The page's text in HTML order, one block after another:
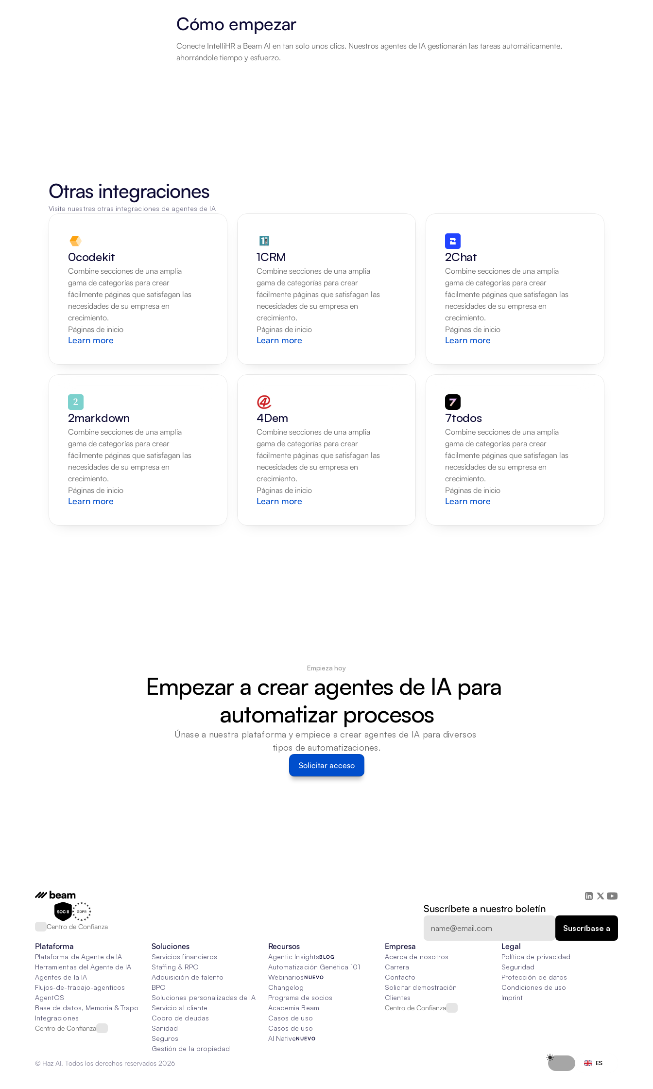
Cómo empezar
Conecte IntelliHR a Beam AI en tan solo unos clics. Nuestros agentes de IA gestionarán las tareas automáticamente,
ahorrándole tiempo y esfuerzo.
Otras integraciones
Visita nuestras otras integraciones de agentes de IA
0codekit
Combine secciones de una amplia
gama de categorías para crear
fácilmente páginas que satisfagan las
necesidades de su empresa en
crecimiento.
Páginas de inicio
Learn more
1CRM
Combine secciones de una amplia
gama de categorías para crear
fácilmente páginas que satisfagan las
necesidades de su empresa en
crecimiento.
Páginas de inicio
Learn more
2Chat
Combine secciones de una amplia
gama de categorías para crear
fácilmente páginas que satisfagan las
necesidades de su empresa en
crecimiento.
Páginas de inicio
Learn more
2markdown
Combine secciones de una amplia
gama de categorías para crear
fácilmente páginas que satisfagan las
necesidades de su empresa en
crecimiento.
Páginas de inicio
Learn more
4Dem
Combine secciones de una amplia
gama de categorías para crear
fácilmente páginas que satisfagan las
necesidades de su empresa en
crecimiento.
Páginas de inicio
Learn more
7todos
Combine secciones de una amplia
gama de categorías para crear
fácilmente páginas que satisfagan las
necesidades de su empresa en
crecimiento.
Páginas de inicio
Learn more
Empieza hoy
Empezar a crear agentes de IA para
automatizar procesos
Únase a nuestra plataforma y empiece a crear agentes de IA para diversos
tipos de automatizaciones.
Solicitar acceso
Centro de Confianza
Suscríbete a nuestro boletín
Plataforma
Plataforma de Agente de IA
Herramientas del Agente de IA
Agentes de la IA
Flujos-de-trabajo-agenticos
AgentOS
Base de datos, Memoria & Trapo
Integraciones
Centro de Confianza
Soluciones
Servicios financieros
Staffing & RPO
Adquisición de talento
BPO
Soluciones personalizadas de IA
Servicio al cliente
Cobro de deudas
Sanidad
Seguros
Gestión de la propiedad
Recursos
Agentic InsightsBLOG
Automatización Genética 101
WebinariosNUEVO
Changelog
Programa de socios
Academia Beam
Casos de uso
Casos de uso
AI NativeNUEVO
Empresa
Acerca de nosotros
Carrera
Contacto
Solicitar demostración
Clientes
Centro de Confianza
Legal
Política de privacidad
Seguridad
Protección de datos
Condiciones de uso
Imprint
© Haz AI. Todos los derechos reservados 2026 ES